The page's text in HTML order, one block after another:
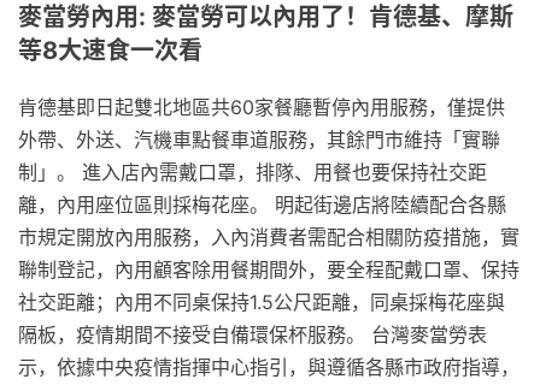
麥當勞內用: 麥當勞可以內用了！肯德基、摩斯
等8大速食一次看
肯德基即日起雙北地區共60家餐廳暫停內用服務，僅提供
外帶、外送、汽機車點餐車道服務，其餘門市維持「實聯
制」。 進入店內需戴口罩，排隊、用餐也要保持社交距
離，內用座位區則採梅花座。 明起街邊店將陸續配合各縣
市規定開放內用服務，入內消費者需配合相關防疫措施，實
聯制登記，內用顧客除用餐期間外，要全程配戴口罩、保持
社交距離；內用不同桌保持1.5公尺距離，同桌採梅花座與
隔板，疫情期間不接受自備環保杯服務。 台灣麥當勞表
示，依據中央疫情指揮中心指引，與遵循各縣市政府指導，